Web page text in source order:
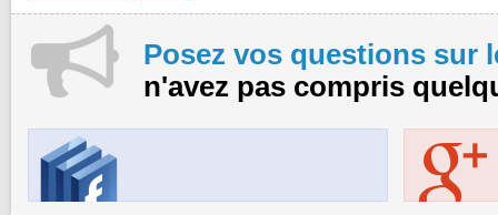
Posez vos questions sur
n'avez pas compris